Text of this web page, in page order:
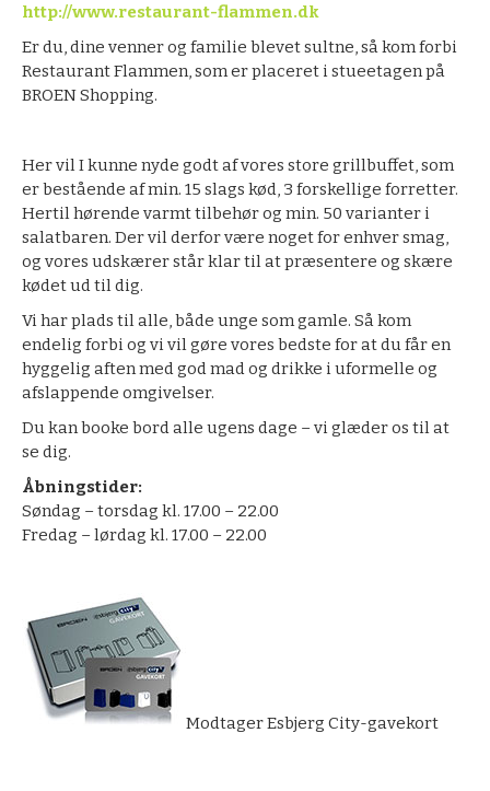
http://www.restaurant-flammen.dk
Er du, dine venner og familie blevet sultne, så kom forbi
Restaurant Flammen, som er placeret i stueetagen på
BROEN Shopping.
Her vil I kunne nyde godt af vores store grillbuffet, som
er bestående af min. 15 slags kød, 3 forskellige forretter.
Hertil hørende varmt tilbehør og min. 50 varianter i
salatbaren. Der vil derfor være noget for enhver smag,
og vores udskærer står klar til at præsentere og skære
kødet ud til dig.
Vi har plads til alle, både unge som gamle. Så kom
endelig forbi og vi vil gøre vores bedste for at du får en
hyggelig aften med god mad og drikke i uformelle og
afslappende omgivelser.
Du kan booke bord alle ugens dage – vi glæder os til at
se dig.
Åbningstider:
Søndag – torsdag kl. 17.00 – 22.00
Fredag – lørdag kl. 17.00 – 22.00
Modtager Esbjerg City-gavekort